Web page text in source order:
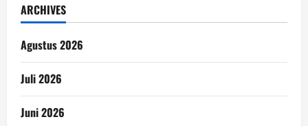
ARCHIVES
Agustus 2026
Juli 2026
Juni 2026